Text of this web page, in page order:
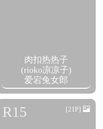
肉扣热热子
(rioko凉凉子)
爱宕兔女郎
R15 [21P]